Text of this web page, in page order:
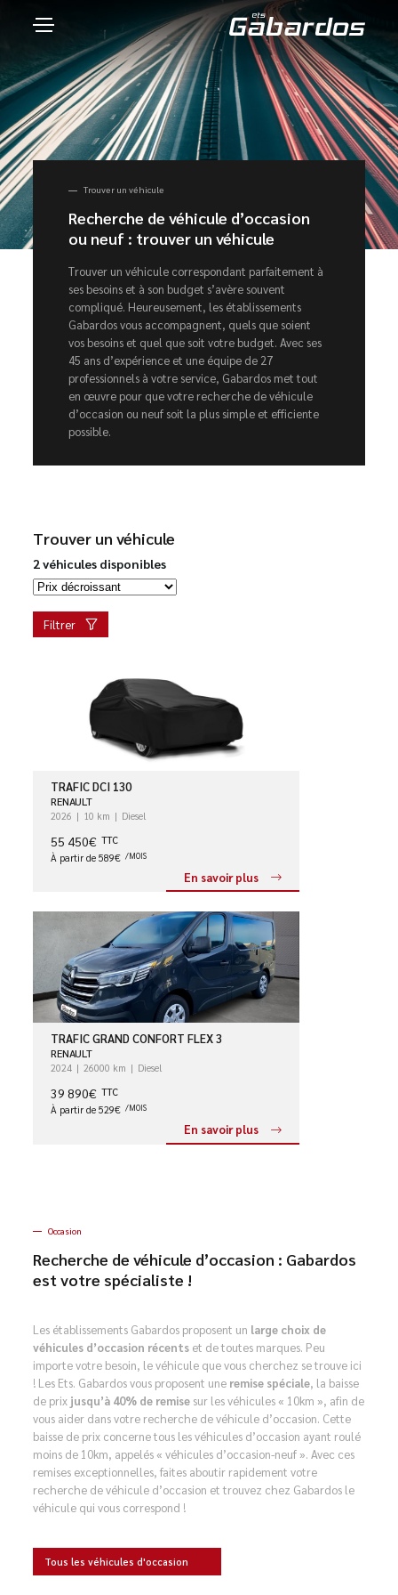
Trouver un véhicule
Recherche de véhicule d’occasion
ou neuf : trouver un véhicule
Trouver un véhicule correspondant parfaitement à
ses besoins et à son budget s’avère souvent
compliqué. Heureusement, les établissements
Gabardos vous accompagnent, quels que soient
vos besoins et quel que soit votre budget. Avec ses
45 ans d’expérience et une équipe de 27
professionnels à votre service, Gabardos met tout
en œuvre pour que votre recherche de véhicule
d’occasion ou neuf soit la plus simple et efficiente
possible.
Trouver un véhicule
2 véhicules disponibles
Filtrer
TRAFIC DCI 130
RENAULT
2026 10 km Diesel
55 450€ TTC
À partir de 589€ /MOIS
En savoir plus
TRAFIC GRAND CONFORT FLEX 3
RENAULT
2024 26000 km Diesel
39 890€ TTC
À partir de 529€ /MOIS
En savoir plus
Occasion
Recherche de véhicule d’occasion : Gabardos
est votre spécialiste !
Les établissements Gabardos proposent un large choix de
véhicules d’occasion récents et de toutes marques. Peu
importe votre besoin, le véhicule que vous cherchez se trouve ici
! Les Ets. Gabardos vous proposent une remise spéciale, la baisse
de prix jusqu’à 40% de remise sur les véhicules « 10km », afin de
vous aider dans votre recherche de véhicule d’occasion. Cette
baisse de prix concerne tous les véhicules d’occasion ayant roulé
moins de 10km, appelés « véhicules d’occasion-neuf ». Avec ces
remises exceptionnelles, faites aboutir rapidement votre
recherche de véhicule d’occasion et trouvez chez Gabardos le
véhicule qui vous correspond !
Tous les véhicules d'occasion